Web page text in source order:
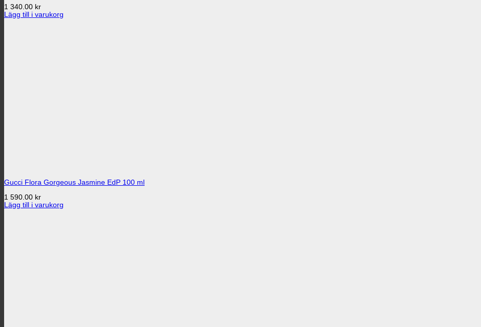
1 340.00 kr
Lägg till i varukorg
Gucci Flora Gorgeous Jasmine EdP 100 ml
1 590.00 kr
Lägg till i varukorg